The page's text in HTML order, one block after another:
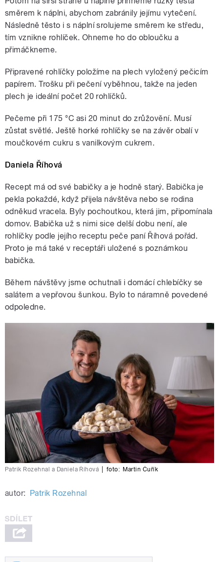
směrem k náplni, abychom zabránily jejímu vytečení.
Následně těsto i s náplní srolujeme směrem ke středu,
tím vznikne rohlíček. Ohneme ho do obloučku a
přimáčkneme.
Připravené rohlíčky položíme na plech vyložený pečicím
papírem. Trošku při pečení vyběhnou, takže na jeden
plech je ideální počet 20 rohlíčků.
Pečeme při 175 °C asi 20 minut do zrůžovění. Musí
zůstat světlé. Ještě horké rohlíčky se na závěr obalí v
moučkovém cukru s vanilkovým cukrem.
Daniela Říhová
Recept má od své babičky a je hodně starý. Babička je
pekla pokaždé, když přijela návštěva nebo se rodina
odněkud vracela. Byly pochoutkou, která jim, připomínala
domov. Babička už s nimi sice delší dobu není, ale
rohlíčky podle jejího receptu peče paní Říhová pořád.
Proto je má také v receptáři uložené s poznámkou
babička.
Během návštěvy jsme ochutnali i domácí chlebíčky se
salátem a vepřovou šunkou. Bylo to náramně povedené
odpoledne.
Patrik Rozehnal a Daniela Říhová foto: Martin Čuřík
autor: Patrik Rozehnal